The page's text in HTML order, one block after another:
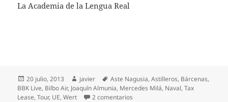
La Academia de la Lengua Real
Publicado
el
20 julio, 2013 Autor
javier Etiquetas
Aste Nagusia,Astilleros, Bárcenas,
BBK Live, Bilbo Air, Joaquín Almunia, Mercedes Milá, Naval,Tax
Lease,Tour, UE,Wert 2 comentarios